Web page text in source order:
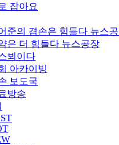
잡아요
준의 겸손은 힘들다 뉴스
은 더 힘들다 뉴스공장
뵈이다
아카이빙
보도국
방송